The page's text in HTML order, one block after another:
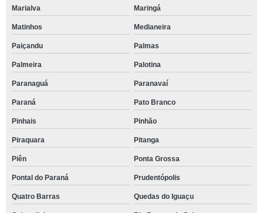
Marialva Maringá
Matinhos Medianeira
Paiçandu Palmas
Palmeira Palotina
Paranaguá Paranavaí
Paraná Pato Branco
Pinhais Pinhão
Piraquara Pitanga
Piên Ponta Grossa
Pontal do Paraná Prudentópolis
Quatro Barras Quedas do Iguaçu